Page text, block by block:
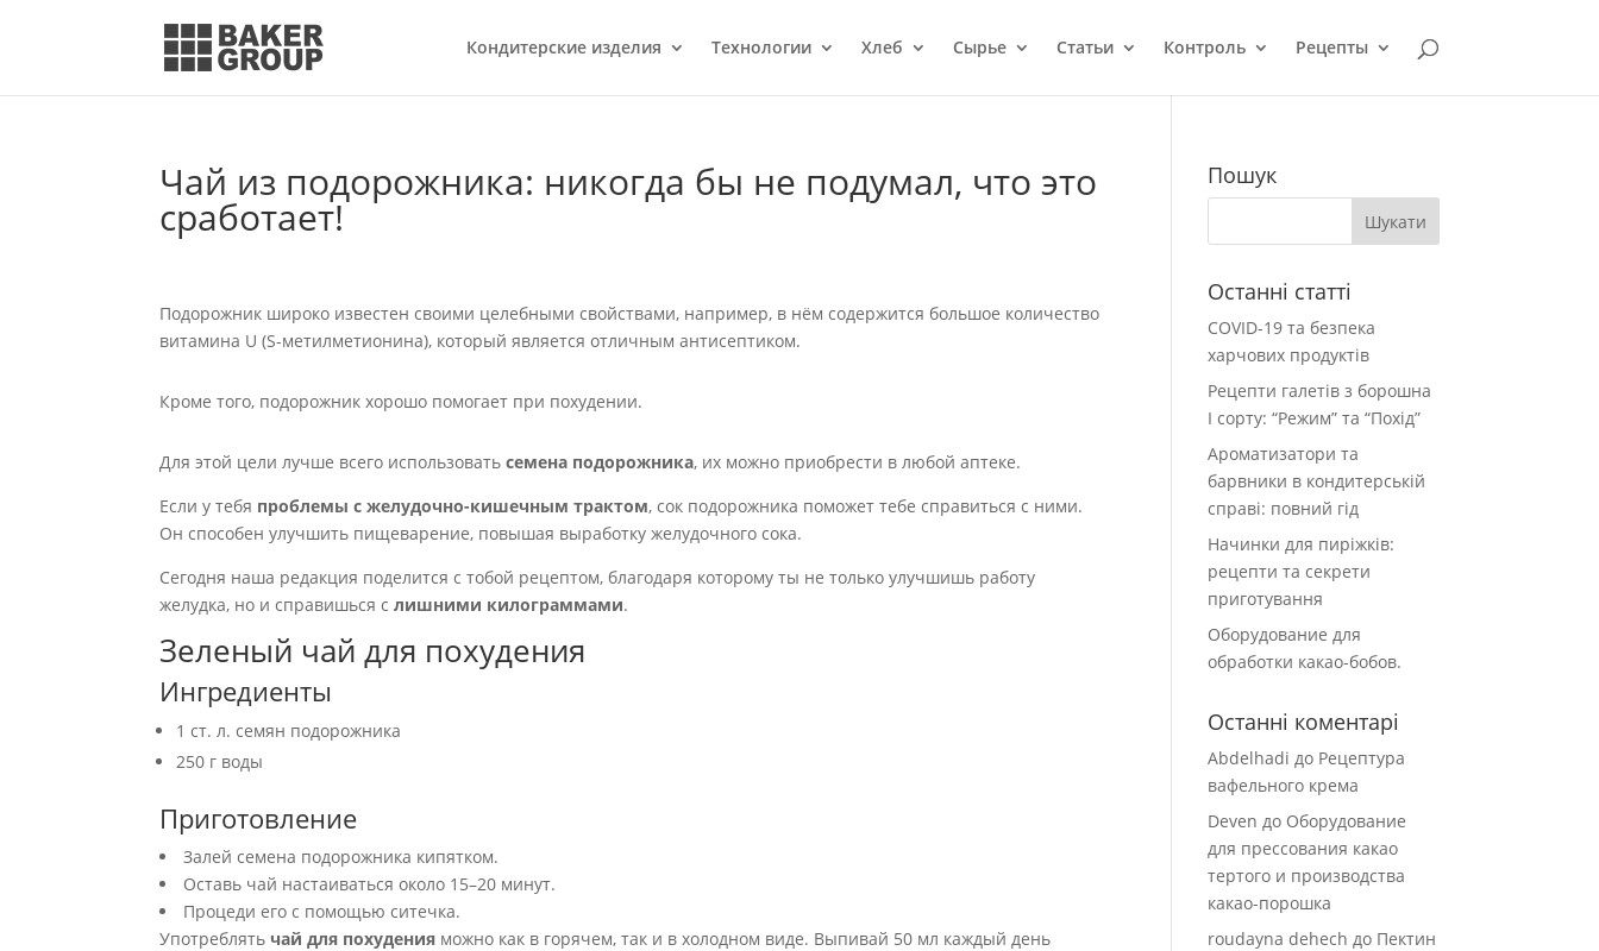
Кондитерcкие изделия Технологии Хлеб Сырье Статьи Контроль Рецепты
Чай из подорожника: никогда бы не подумал, что это
сработает!
Подорожник широко известен своими целебными свойствами, например, в нём содержится большое количество
витамина U (S-метилметионина), который является отличным антисептиком.
Кроме того, подорожник хорошо помогает при похудении.
Для этой цели лучше всего использоватьсемена подорожника, их можно приобрести в любой аптеке.
Если у тебя проблемы с желудочно-кишечным трактом, сок подорожника поможет тебе справиться с ними.
Он способен улучшить пищеварение, повышая выработку желудочного сока.
Сегодня наша редакция поделится с тобой рецептом, благодаря которому ты не только улучшишь работу
желудка, но и справишься слишними килограммами.
Зеленый чай для похудения
Ингредиенты
1 ст. л. семян подорожника
250 г воды
Приготовление
Залей семена подорожника кипятком.
Оставь чай настаиваться около 15–20 минут.
Процеди его с помощью ситечка.
Употреблятьчай для похудения можно как в горячем, так и в холодном виде. Выпивай 50 мл каждый день
Пошук
Останні статті
COVID-19 та безпека
харчових продуктів
Рецепти галетів з борошна
І сорту: “Режим” та “Похід”
Ароматизатори та
барвники в кондитерській
справі: повний гід
Начинки для пиріжків:
рецепти та секрети
приготування
Оборудование для
обработки какао-бобов.
Останні коментарі
Abdelhadi до Рецептура
вафельного крема
Deven до Оборудование
для прессования какао
тертого и производства
какао-порошка
roudayna dehech до Пектин